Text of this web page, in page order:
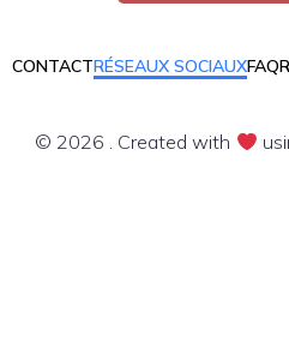
CONTACTRÉSEAUX SOCIAUXFAQ
© 2026 . Created with